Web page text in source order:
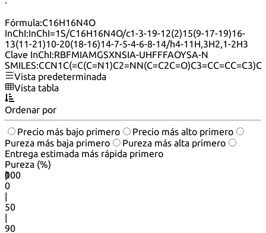
Fórmula:C16H16N4O
InChI:InChI=1S/C16H16N4O/c1-3-19-12(2)15(9-17-19)16-
13(11-21)10-20(18-16)14-7-5-4-6-8-14/h4-11H,3H2,1-2H3
Clave InChI:RBFMIAMGSXNSIA-UHFFFAOYSA-N
SMILES:CCN1C(=C(C=N1)C2=NN(C=C2C=O)C3=CC=CC=C3)C
Vista predeterminada
Vista tabla
Ordenar por
Precio más bajo primero
Precio más alto primero
Pureza más baja primero
Pureza más alta primero
Entrega estimada más rápida primero
Pureza (%)
0
100
|
0
|
50
|
90